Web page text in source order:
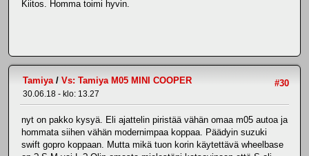
Kiitos. Homma toimi hyvin.
#30
Tamiya / Vs: Tamiya M05 MINI COOPER
30.06.18 - klo: 13.27
nyt on pakko kysyä. Eli ajattelin piristää vähän omaa m05 autoa ja
hommata siihen vähän modernimpaa koppaa. Päädyin suzuki
swift gopro koppaan. Mutta mikä tuon korin käytettävä wheelbase